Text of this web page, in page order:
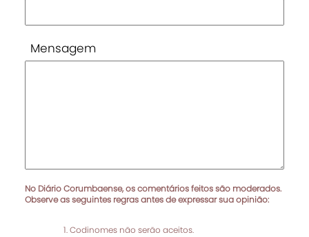
Mensagem
No Diário Corumbaense, os comentários feitos são moderados.
Observe as seguintes regras antes de expressar sua opinião:
Codinomes não serão aceitos.